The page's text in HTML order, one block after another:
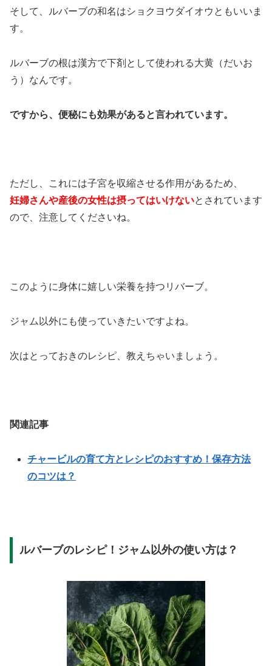
そして、ルバーブの和名はショクヨウダイオウともいいま
す。
ルバーブの根は漢方で下剤として使われる大黄（だいお
う）なんです。
ですから、便秘にも効果があると言われています。
ただし、これには子宮を収縮させる作用があるため、
妊婦さんや産後の女性は摂ってはいけないとされています
ので、注意してくださいね。
このように身体に嬉しい栄養を持つリバーブ。
ジャム以外にも使っていきたいですよね。
次はとっておきのレシピ、教えちゃいましょう。
関連記事
チャービルの育て方とレシピのおすすめ！保存方法
のコツは？
ルバーブのレシピ！ジャム以外の使い方は？